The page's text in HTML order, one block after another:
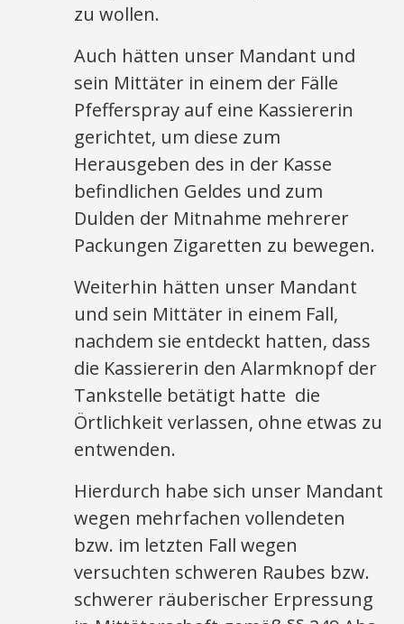
zu wollen.
Auch hätten unser Mandant und
sein Mittäter in einem der Fälle
Pfefferspray auf eine Kassiererin
gerichtet, um diese zum
Herausgeben des in der Kasse
befindlichen Geldes und zum
Dulden der Mitnahme mehrerer
Packungen Zigaretten zu bewegen.
Weiterhin hätten unser Mandant
und sein Mittäter in einem Fall,
nachdem sie entdeckt hatten, dass
die Kassiererin den Alarmknopf der
Tankstelle betätigt hatte die
Örtlichkeit verlassen, ohne etwas zu
entwenden.
Hierdurch habe sich unser Mandant
wegen mehrfachen vollendeten
bzw. im letzten Fall wegen
versuchten schweren Raubes bzw.
schwerer räuberischer Erpressung